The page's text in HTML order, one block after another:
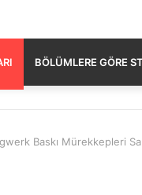
BÖLÜMLERE GÖRE
Baskı Mürekkepleri